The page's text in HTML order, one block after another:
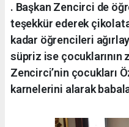
. Başkan Zencirci de
teşekkür ederek
kadar öğrencileri
süpriz ise çocuklarının
Zencirci’nin çocukları
karnelerini alarak